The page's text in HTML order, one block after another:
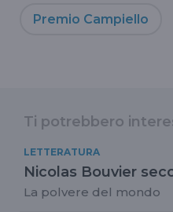
Premio Campiello
Ti potrebbero
LETTERATURA
Nicolas Bouvier
La polvere del mondo